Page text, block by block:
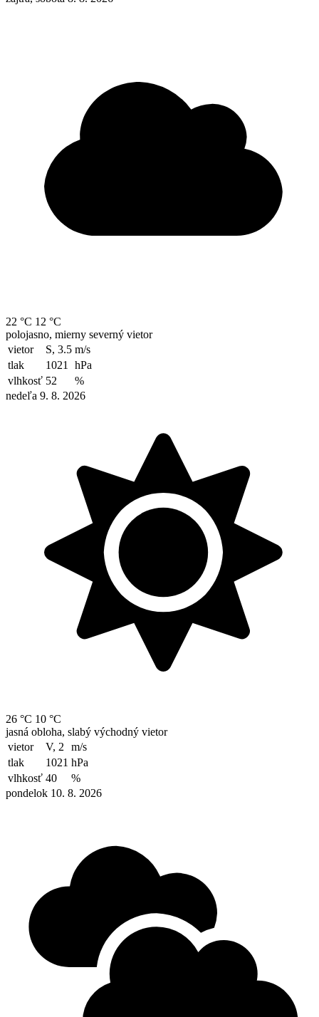
22 °C 12 °C
polojasno, mierny severný vietor
vietor
S, 3.5 m/s
tlak
1021
hPa
vlhkosť 52
%
nedeľa 9. 8. 2026
26 °C 10 °C
jasná obloha, slabý východný vietor
vietor
V, 2
m/s
tlak
1021 hPa
vlhkosť 40
%
pondelok 10. 8. 2026